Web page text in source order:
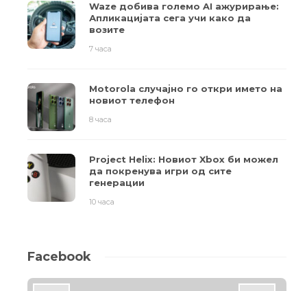
Waze добива големо AI ажурирање:
Апликацијата сега учи како да
возите
7 часа
Motorola случајно го откри името на
новиот телефон
8 часа
Project Helix: Новиот Xbox би можел
да покренува игри од сите
генерации
10 часа
Facebook